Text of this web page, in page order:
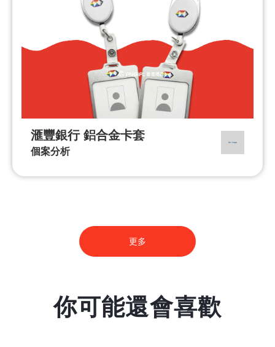
滙豐銀行 鋁合金卡套
個案分析
更多
你可能還會喜歡